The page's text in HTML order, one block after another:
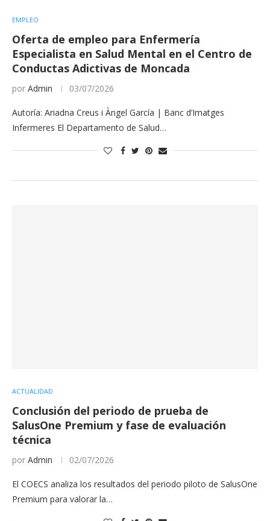
EMPLEO
Oferta de empleo para Enfermería
Especialista en Salud Mental en el Centro de
Conductas Adictivas de Moncada
por Admin 03/07/2026
Autoría: Ariadna Creus i Àngel García | Banc d’Imatges
Infermeres El Departamento de Salud…
ACTUALIDAD
Conclusión del periodo de prueba de
SalusOne Premium y fase de evaluación
técnica
por Admin 02/07/2026
El COECS analiza los resultados del periodo piloto de SalusOne
Premium para valorar la…